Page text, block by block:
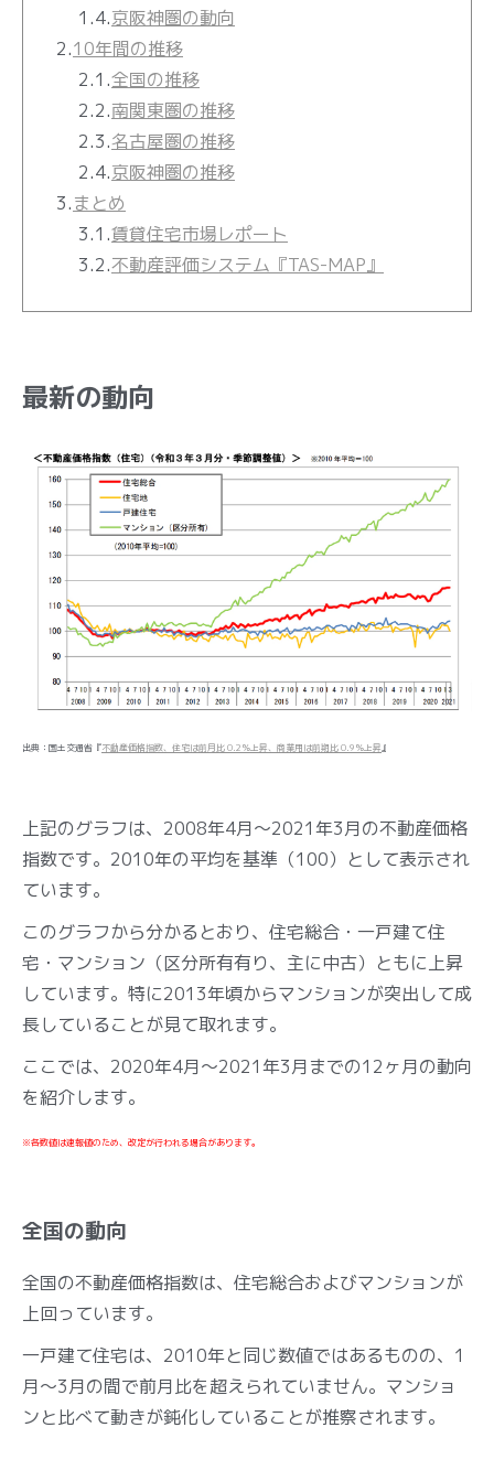
1.4.京阪神圏の動向
2.10年間の推移
2.1.全国の推移
2.2.南関東圏の推移
2.3.名古屋圏の推移
2.4.京阪神圏の推移
3.まとめ
3.1.賃貸住宅市場レポート
3.2.不動産評価システム『TAS-MAP』
最新の動向
出典：国土交通省『不動産価格指数、住宅は前月比 0.2％上昇、商業用は前期比 0.9％上昇』
上記のグラフは、2008年4月～2021年3月の不動産価格
指数です。2010年の平均を基準（100）として表示され
ています。
このグラフから分かるとおり、住宅総合・一戸建て住
宅・マンション（区分所有有り、主に中古）ともに上昇
しています。特に2013年頃からマンションが突出して成
長していることが見て取れます。
ここでは、2020年4月～2021年3月までの12ヶ月の動向
を紹介します。
※各数値は速報値のため、改定が行われる場合があります。
全国の動向
全国の不動産価格指数は、住宅総合およびマンションが
上回っています。
一戸建て住宅は、2010年と同じ数値ではあるものの、1
月～3月の間で前月比を超えられていません。マンショ
ンと比べて動きが鈍化していることが推察されます。